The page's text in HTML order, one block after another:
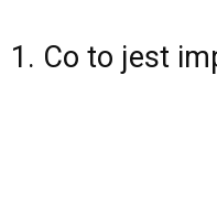
1. Co to jest